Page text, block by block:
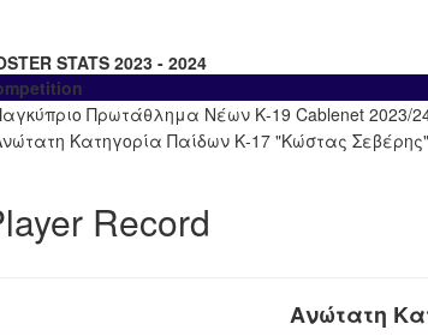
STATS 2023 - 2024
Πρωτάθλημα Νέων Κ-19 Cablenet 2023/
Κατηγορία Παίδων Κ-17 "Κώστας
Record
Ανώτατη